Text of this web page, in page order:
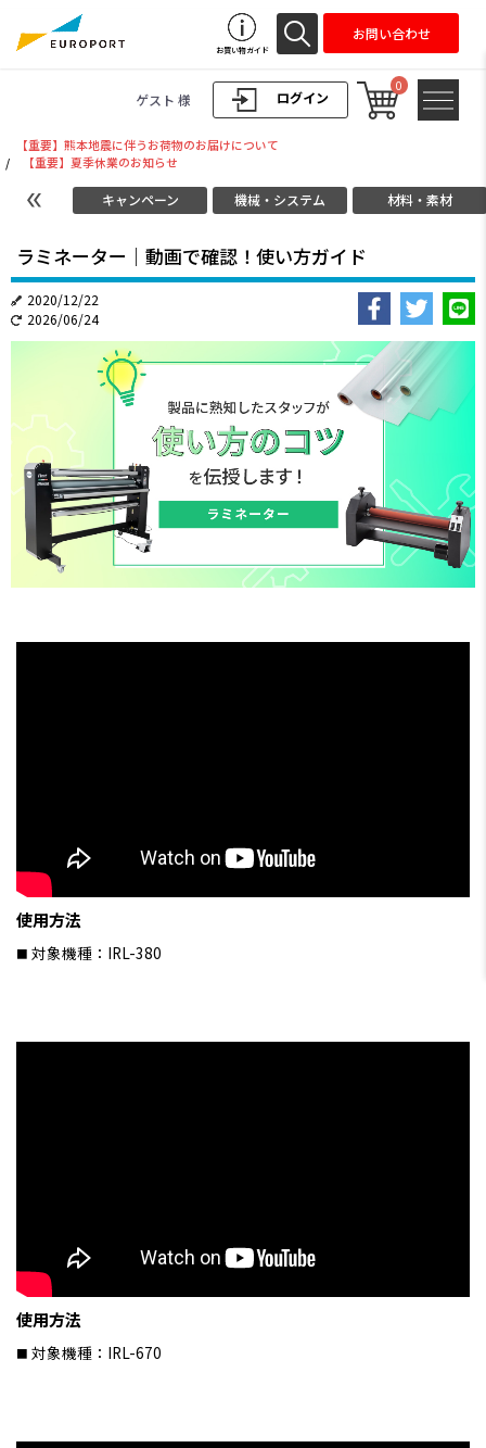
ログイン
ゲスト 様
0
お買い物ガイド
お問い合わせ
【重要】熊本地震に伴うお荷物のお届けについて
/
【重要】夏季休業のお知らせ
キャンペーン 機械・システム 材料・素材
ラミネーター｜動画で確認！使い方ガイド
2020/12/22
2026/06/24
使用方法
対象機種：IRL-380
使用方法
対象機種：IRL-670